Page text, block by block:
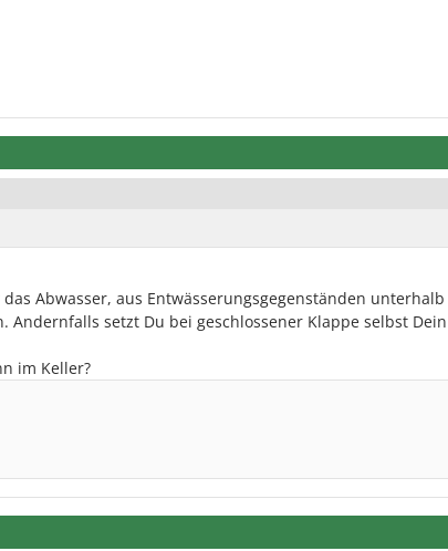
Abwasser, aus Entwässerungsgegenständen
Andernfalls setzt Du bei geschlossener Klappe selbst
im Keller?